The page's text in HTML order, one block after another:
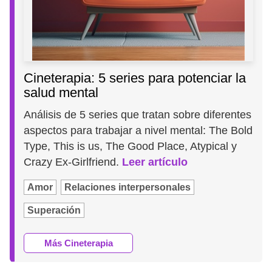
Cineterapia: 5 series para potenciar la
salud mental
Análisis de 5 series que tratan sobre diferentes
aspectos para trabajar a nivel mental: The Bold
Type, This is us, The Good Place, Atypical y
Crazy Ex-Girlfriend. Leer artículo
Amor Relaciones interpersonales
Superación
Más Cineterapia